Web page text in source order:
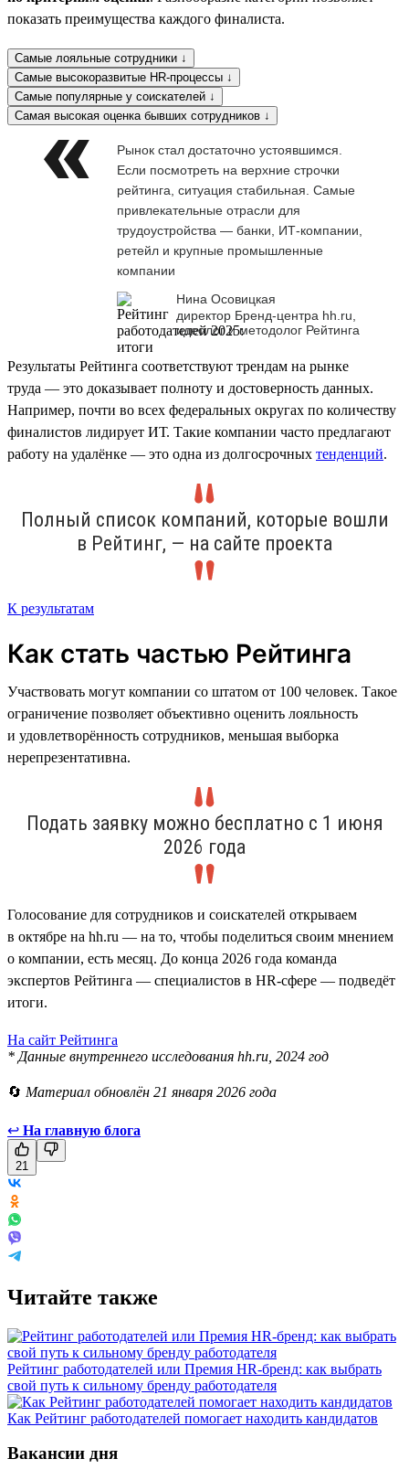
показать преимущества каждого финалиста.
Самые лояльные сотрудники ↓
Самые высокоразвитые HR-процессы ↓
Самые популярные у соискателей ↓
Самая высокая оценка бывших сотрудников ↓
Рынок стал достаточно устоявшимся.
Если посмотреть на верхние строчки
рейтинга, ситуация стабильная. Самые
привлекательные отрасли для
трудоустройства — банки, ИТ-компании,
ретейл и крупные промышленные
компании
Нина Осовицкая
директор Бренд-центра hh.ru,
идеолог и методолог Рейтинга
Результаты Рейтинга соответствуют трендам на рынке
труда — это доказывает полноту и достоверность данных.
Например, почти во всех федеральных округах по количеству
финалистов лидирует ИТ. Такие компании часто предлагают
работу на удалёнке — это одна из долгосрочных тенденций.
Полный список компаний, которые вошли
в Рейтинг, — на сайте проекта
К результатам
Как стать частью Рейтинга
Участвовать могут компании со штатом от 100 человек. Такое
ограничение позволяет объективно оценить лояльность
и удовлетворённость сотрудников, меньшая выборка
нерепрезентативна.
Подать заявку можно бесплатно с 1 июня
2026 года
Голосование для сотрудников и соискателей открываем
в октябре на hh.ru — на то, чтобы поделиться своим мнением
о компании, есть месяц. До конца 2026 года команда
экспертов Рейтинга — специалистов в HR-сфере — подведёт
итоги.
На сайт Рейтинга
* Данные внутреннего исследования hh.ru, 2024 год
🔄 Материал обновлён 21 января 2026 года
↩ На главную блога
21
Читайте также
Рейтинг работодателей или Премия HR-бренд: как выбрать
свой путь к сильному бренду работодателя
Как Рейтинг работодателей помогает находить кандидатов
Вакансии дня